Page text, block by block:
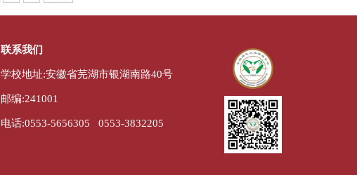
联系我们
学校地址:安徽省芜湖市银湖南路40号
邮编:241001
电话:0553-5656305 0553-3832205